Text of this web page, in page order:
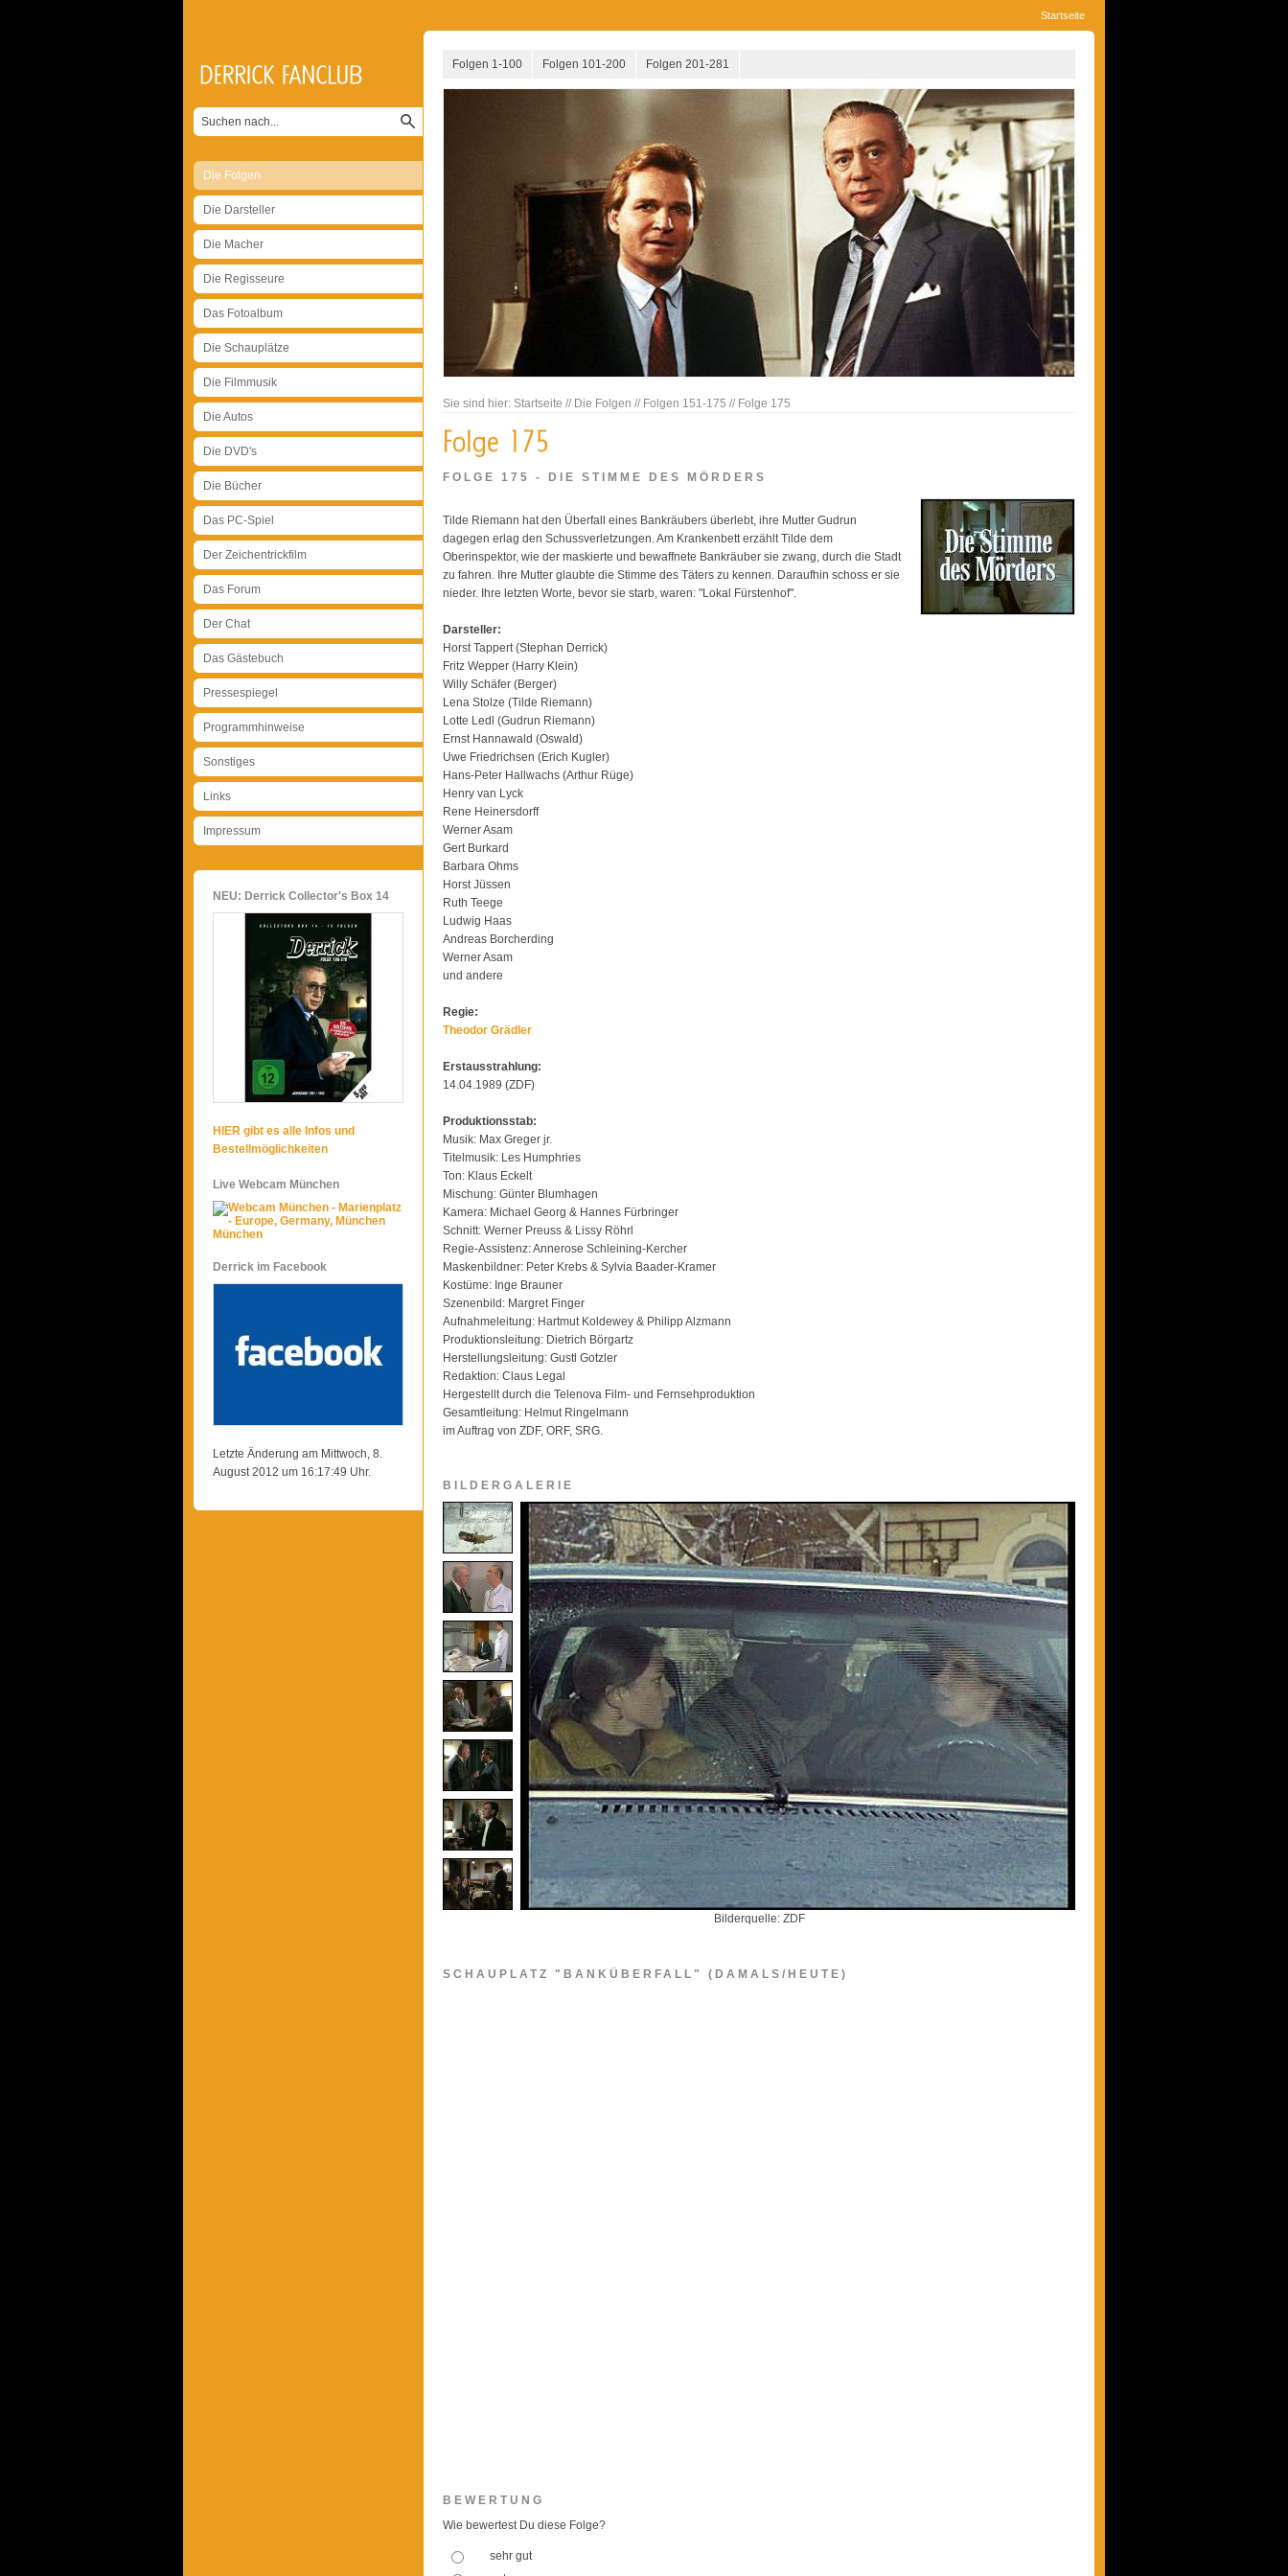
Startseite
Die Folgen
Die Darsteller
Die Macher
Die Regisseure
Das Fotoalbum
Die Schauplätze
Die Filmmusik
Die Autos
Die DVD's
Die Bücher
Das PC-Spiel
Der Zeichentrickfilm
Das Forum
Der Chat
Das Gästebuch
Pressespiegel
Programmhinweise
Sonstiges
Links
Impressum
NEU: Derrick Collector's Box 14
HIER gibt es alle Infos und
Bestellmöglichkeiten
Live Webcam München
München
Derrick im Facebook
Letzte Änderung am Mittwoch, 8.
August 2012 um 16:17:49 Uhr.
Folgen 1-100 Folgen 101-200 Folgen 201-281
Sie sind hier: Startseite // Die Folgen // Folgen 151-175 // Folge 175
FOLGE 175 - DIE STIMME DES MÖRDERS
Tilde Riemann hat den Überfall eines Bankräubers überlebt, ihre Mutter Gudrun
dagegen erlag den Schussverletzungen. Am Krankenbett erzählt Tilde dem
Oberinspektor, wie der maskierte und bewaffnete Bankräuber sie zwang, durch die Stadt
zu fahren. Ihre Mutter glaubte die Stimme des Täters zu kennen. Daraufhin schoss er sie
nieder. Ihre letzten Worte, bevor sie starb, waren: "Lokal Fürstenhof".
Darsteller:
Horst Tappert (Stephan Derrick)
Fritz Wepper (Harry Klein)
Willy Schäfer (Berger)
Lena Stolze (Tilde Riemann)
Lotte Ledl (Gudrun Riemann)
Ernst Hannawald (Oswald)
Uwe Friedrichsen (Erich Kugler)
Hans-Peter Hallwachs (Arthur Rüge)
Henry van Lyck
Rene Heinersdorff
Werner Asam
Gert Burkard
Barbara Ohms
Horst Jüssen
Ruth Teege
Ludwig Haas
Andreas Borcherding
Werner Asam
und andere
Regie:
Theodor Grädler
Erstausstrahlung:
14.04.1989 (ZDF)
Produktionsstab:
Musik: Max Greger jr.
Titelmusik: Les Humphries
Ton: Klaus Eckelt
Mischung: Günter Blumhagen
Kamera: Michael Georg & Hannes Fürbringer
Schnitt: Werner Preuss & Lissy Röhrl
Regie-Assistenz: Annerose Schleining-Kercher
Maskenbildner: Peter Krebs & Sylvia Baader-Kramer
Kostüme: Inge Brauner
Szenenbild: Margret Finger
Aufnahmeleitung: Hartmut Koldewey & Philipp Alzmann
Produktionsleitung: Dietrich Börgartz
Herstellungsleitung: Gustl Gotzler
Redaktion: Claus Legal
Hergestellt durch die Telenova Film- und Fernsehproduktion
Gesamtleitung: Helmut Ringelmann
im Auftrag von ZDF, ORF, SRG.
BILDERGALERIE
Bilderquelle: ZDF
SCHAUPLATZ "BANKÜBERFALL" (DAMALS/HEUTE)
BEWERTUNG
Wie bewertest Du diese Folge?
sehr gut